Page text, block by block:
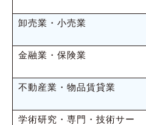
卸売業・小売業
金融業・保険業
不動産業・物品賃貸業
学術研究・専門・技術サー